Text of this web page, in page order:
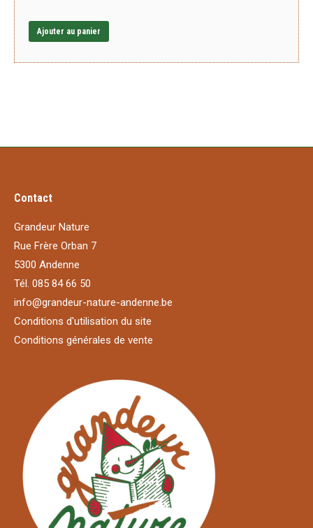
Ajouter au panier
Contact
Grandeur Nature
Rue Frère Orban 7
5300 Andenne
Tél. 085 84 66 50
info@grandeur-nature-andenne.be
Conditions d'utilisation du site
Conditions générales de vente